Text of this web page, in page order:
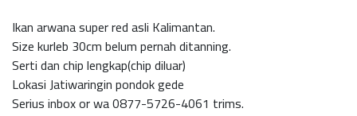
Ikan arwana super red asli Kalimantan.
Size kurleb 30cm belum pernah ditanning.
Serti dan chip lengkap(chip diluar)
Lokasi Jatiwaringin pondok gede
Serius inbox or wa 0877-5726-4061 trims.